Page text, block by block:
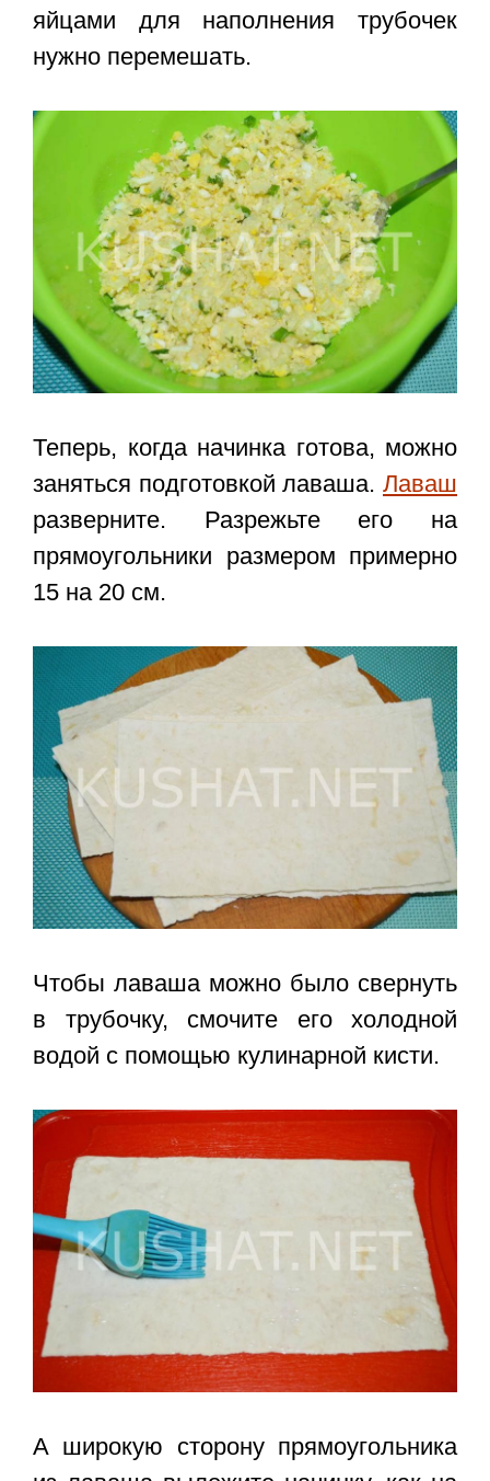
яйцами для наполнения трубочек
нужно перемешать.
Теперь, когда начинка готова, можно
заняться подготовкой лаваша. Лаваш
разверните. Разрежьте его на
прямоугольники размером примерно
15 на 20 см.
Чтобы лаваша можно было свернуть
в трубочку, смочите его холодной
водой с помощью кулинарной кисти.
А широкую сторону прямоугольника